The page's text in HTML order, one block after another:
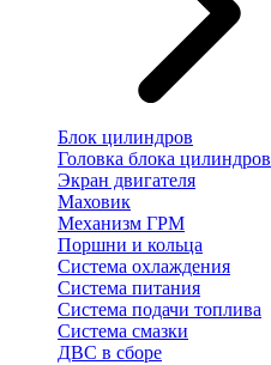
Блок цилиндров
Головка блока цилиндров
Экран двигателя
Маховик
Механизм ГРМ
Поршни и кольца
Система охлаждения
Система питания
Система подачи топлива
Система смазки
ДВС в сборе